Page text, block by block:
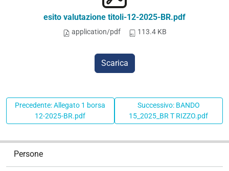
esito valutazione titoli-12-2025-BR.pdf
application/pdf 113.4 KB
Scarica
Precedente: Allegato 1 borsa
12-2025-BR.pdf
Successivo: BANDO
15_2025_BR T RIZZO.pdf
Persone